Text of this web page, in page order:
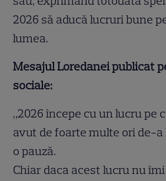
2026 să aducă lucruri bune
lumea.
Mesajul Loredanei publicat
sociale:
„2026 începe cu un lucru pe
avut de foarte multe ori de-a
o pauză.
Chiar daca acest lucru nu